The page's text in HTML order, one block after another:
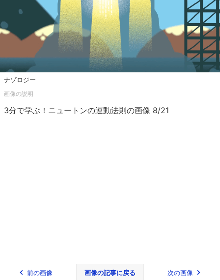
ナゾロジー
3分で学ぶ！ニュートンの運動法則の画像 8/21
前の画像 画像の記事に戻る 次の画像